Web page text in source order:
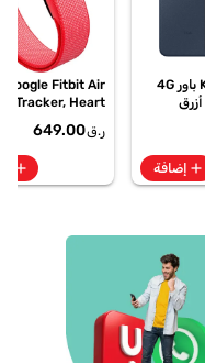
تي سي إل K70 باور 4G
add إضافة
Google Fitbit Air
Tracker, Heart
Battery Berry -
GA11016 | 1 Year
Warranty
ر.ق649.00
add